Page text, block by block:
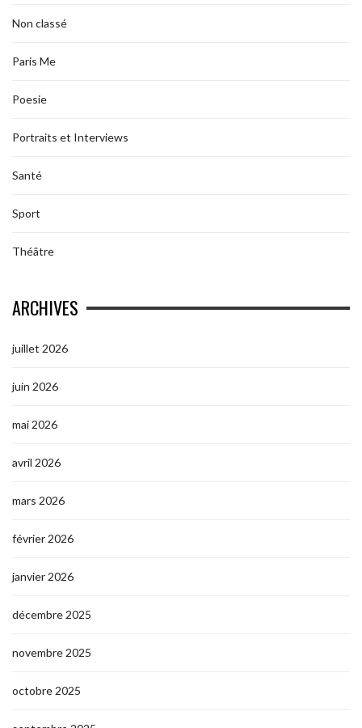
Non classé
Paris Me
Poesie
Portraits et Interviews
Santé
Sport
Théâtre
ARCHIVES
juillet 2026
juin 2026
mai 2026
avril 2026
mars 2026
février 2026
janvier 2026
décembre 2025
novembre 2025
octobre 2025